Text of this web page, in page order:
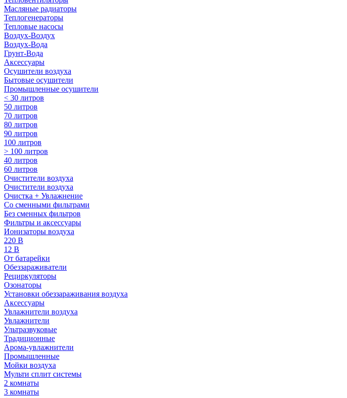
Масляные радиаторы
Теплогенераторы
Тепловые насосы
Воздух-Воздух
Воздух-Вода
Грунт-Вода
Аксессуары
Осушители воздуха
Бытовые осушители
Промышленные осушители
< 30 литров
50 литров
70 литров
80 литров
90 литров
100 литров
> 100 литров
40 литров
60 литров
Очистители воздуха
Очистители воздуха
Очистка + Увлажнение
Cо сменными фильтрами
Без сменных фильтров
Фильтры и аксессуары
Ионизаторы воздуха
220 В
12 В
От батарейки
Обеззараживатели
Рециркуляторы
Озонаторы
Установки обеззараживания воздуха
Аксессуары
Увлажнители воздуха
Увлажнители
Ультразвуковые
Традиционные
Арома-увлажнители
Промышленные
Мойки воздуха
Мульти сплит системы
2 комнаты
3 комнаты